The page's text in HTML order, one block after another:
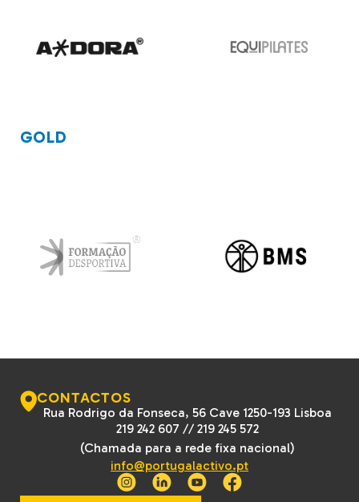
GOLD
CONTACTOS
Rua Rodrigo da Fonseca, 56 Cave 1250-193 Lisboa
219 242 607 //219 245 572
(Chamada para a rede fixa nacional)
info@portugalactivo.pt